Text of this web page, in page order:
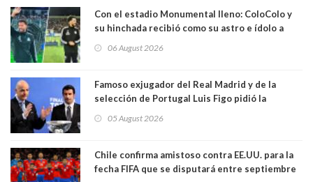
Con el estadio Monumental lleno: ColoColo y
su hinchada recibió como su astro e ídolo a
06 August 2026
Famoso exjugador del Real Madrid y de la
selección de Portugal Luis Figo pidió la
comportamiento más bajo y cobarde que he
05 August 2026
Chile confirma amistoso contra EE.UU. para la
fecha FIFA que se disputará entre septiembre